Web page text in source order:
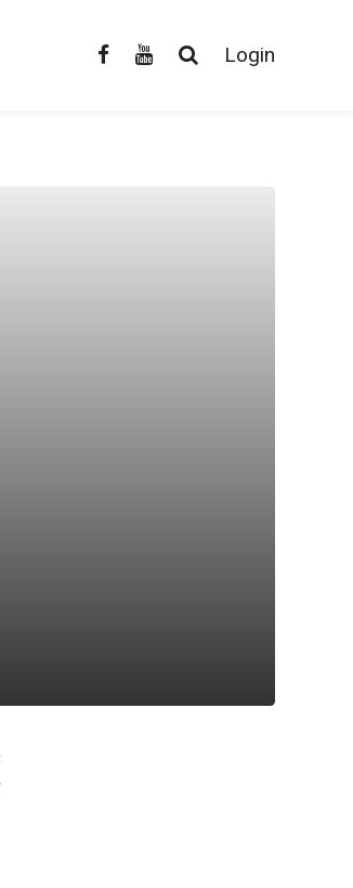
Login